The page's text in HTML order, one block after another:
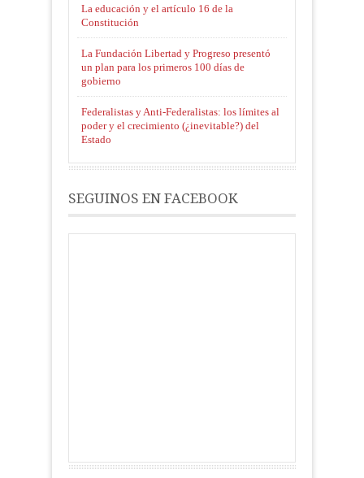
La educación y el artículo 16 de la
Constitución
La Fundación Libertad y Progreso presentó
un plan para los primeros 100 días de
gobierno
Federalistas y Anti-Federalistas: los límites al
poder y el crecimiento (¿inevitable?) del
Estado
SEGUINOS EN FACEBOOK